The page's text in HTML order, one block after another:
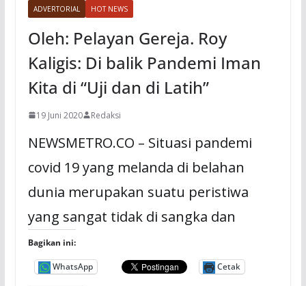
ADVERTORIAL HOT NEWS
Oleh: Pelayan Gereja. Roy
Kaligis: Di balik Pandemi Iman
Kita di “Uji dan di Latih”
19 Juni 2020 Redaksi
NEWSMETRO.CO – Situasi pandemi
covid 19 yang melanda di belahan
dunia merupakan suatu peristiwa
yang sangat tidak di sangka dan
Bagikan ini:
WhatsApp Cetak